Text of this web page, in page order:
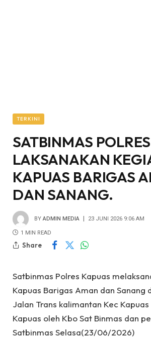
TERKINI
SATBINMAS
LAKSANAKAN
KAPUAS BARIGAS
DAN SANANG.
BY ADMIN MEDIA 23 JUNI 2026 9:06 AM
1 MIN READ
Share
Satbinmas Polres Kapuas
Kapuas Barigas Aman dan Sanang
Jalan Trans kalimantan Kec Kapuas
Kapuas oleh Kbo Sat Binmas dan
Satbinmas Selasa(23/06/2026)